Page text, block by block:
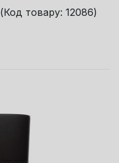
(Код товару: 12086)